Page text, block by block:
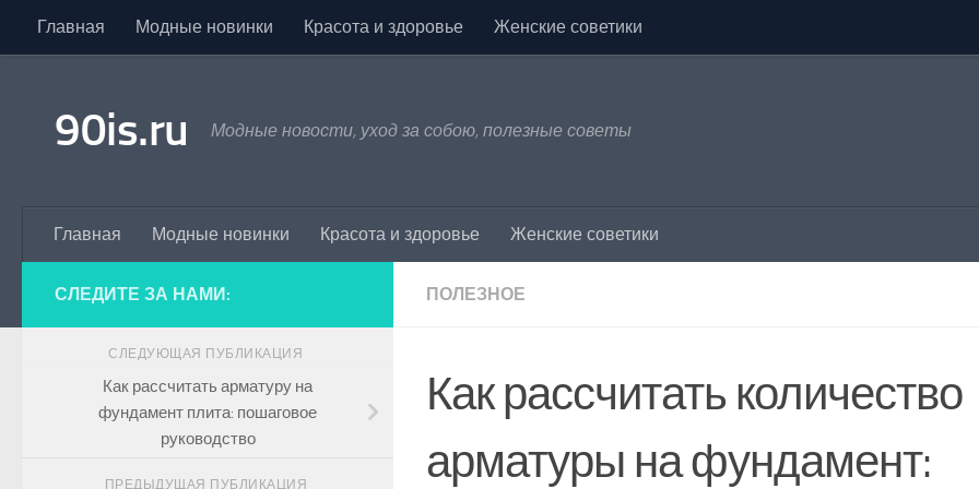
Skip to content
Главная Модные новинки Красота и здоровье Женские советики
90is.ru Модные новости, уход за собою, полезные советы
Главная Модные новинки Красота и здоровье Женские советики
ПОЛЕЗНОЕ
Как рассчитать количество
арматуры на фундамент:
СЛЕДИТЕ ЗА НАМИ:
СЛЕДУЮЩАЯ ПУБЛИКАЦИЯ
Как рассчитать арматуру на
фундамент плита: пошаговое
руководство
ПРЕДЫДУЩАЯ ПУБЛИКАЦИЯ